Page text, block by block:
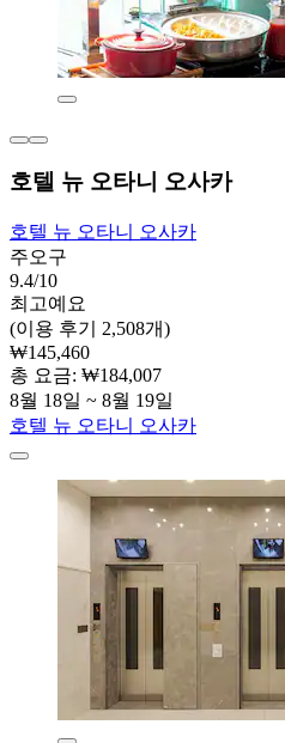
호텔 뉴 오타니 오사카
호텔 뉴 오타니 오사카
주오구
9.4/10
최고예요
(이용 후기 2,508개)
₩145,460
총 요금: ₩184,007
8월 18일 ~ 8월 19일
호텔 뉴 오타니 오사카